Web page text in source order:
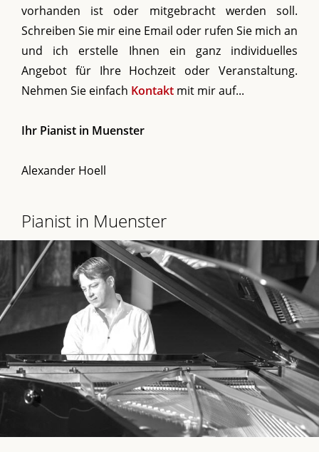
vorhanden ist oder mitgebracht werden soll.
Schreiben Sie mir eine Email oder rufen Sie mich an
und ich erstelle Ihnen ein ganz individuelles
Angebot für Ihre Hochzeit oder Veranstaltung.
Nehmen Sie einfach Kontakt mit mir auf...
Ihr Pianist in Muenster
Alexander Hoell
Pianist in Muenster